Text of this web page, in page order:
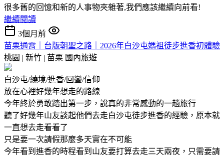
很多舊的回憶和新的人事物夾雜著,我們應該繼續向前看!
繼續閱讀
3個月前
苗栗通霄｜台版朝聖之路｜2026年白沙屯媽祖徒步進香初體驗
桃園 | 新竹 | 苗栗 國內旅遊
白沙屯/繞境/進香/回鑾/信仰
放在心裡好幾年想走的路線
今年終於勇敢踏出第一步，說真的非常感動的一趟旅行
聽了好幾年山友談起他們去走白沙屯徒步進香的經驗，原本就
一直想去走看看了
只是要一次請假那麼多天實在不可能
今年看到進香的時程看到山友要打算去走三天兩夜，只需要請